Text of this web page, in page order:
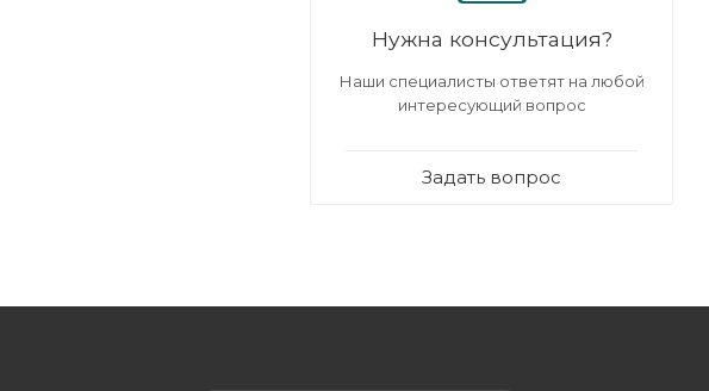
Нужна консультация?
Наши специалисты ответят на любой
интересующий вопрос
Задать вопрос